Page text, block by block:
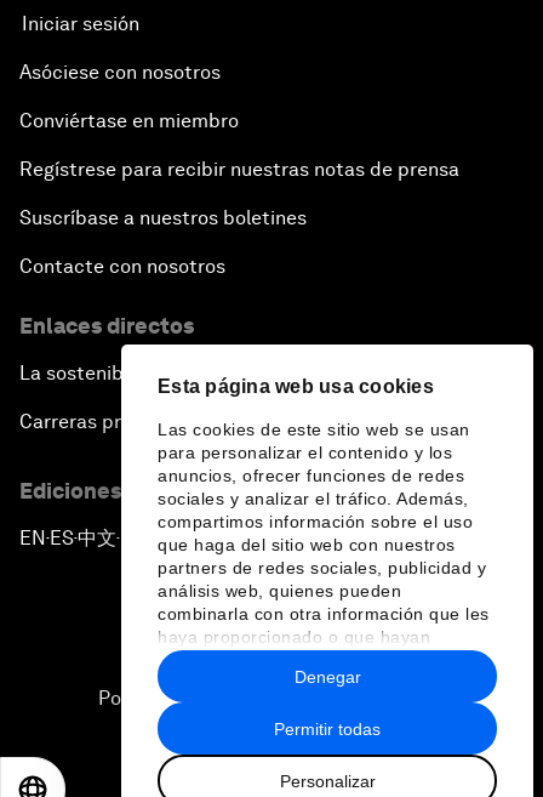
Esta página web usa cookies
Las cookies de este sitio web se usan
para personalizar el contenido y los
anuncios, ofrecer funciones de redes
sociales y analizar el tráfico. Además,
compartimos información sobre el uso
que haga del sitio web con nuestros
partners de redes sociales, publicidad y
análisis web, quienes pueden
combinarla con otra información que les
haya proporcionado o que hayan
recopilado a partir del uso que haya
hecho de sus servicios.
Permitir todas
Personalizar
Denegar
Iniciar sesión
Asóciese con nosotros
Conviértase en miembro
Regístrese para recibir nuestras notas de prensa
Suscríbase a nuestros boletines
Contacte con nosotros
Enlaces directos
La sostenibilidad en el Foro
Carreras profesionales
Ediciones en otros idiomas
EN ▪ES▪中文▪ 日本語
Política de privacidad y normas de uso
Sitemap
2026 Foro Económico Mundial